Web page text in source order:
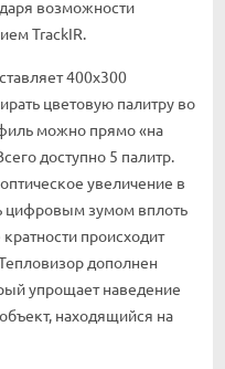
возможности
TrackIR.
400x300
цветовую палитру во
можно прямо «на
доступно 5 палитр.
увеличение в
цифровым зумом вплоть
происходит
дополнен
упрощает наведение
находящийся на